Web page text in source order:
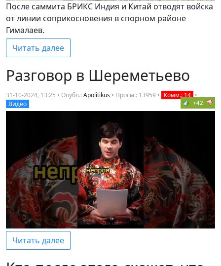
После саммита БРИКС Индия и Китай отводят войска
от линии соприкосновения в спорном районе
Гималаев.
Читать далее
Разговор в Шереметьево
31-10-2024, 13:25 • Опубл.:Apolitikus • Просм.: 13959 • Комм.: 14 •
Видео
+42
Читать далее